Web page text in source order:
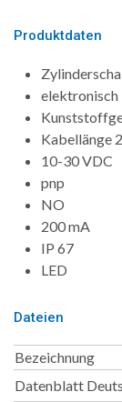
Produktdaten
elektronisch
Kabellänge
10-30 VDC
pnp
NO
200 mA
IP 67
LED
Dateien
Bezeichnung
Datenblatt